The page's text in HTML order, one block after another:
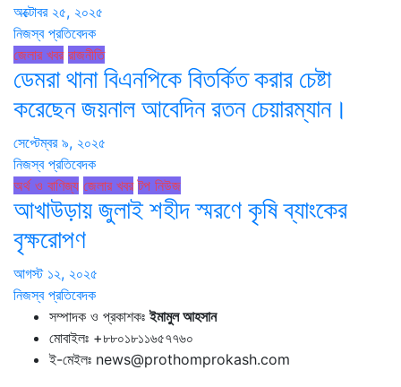
অক্টোবর ২৫, ২০২৫
নিজস্ব প্রতিবেদক
জেলার খবর রাজনীতি
ডেমরা থানা বিএনপিকে বিতর্কিত করার চেষ্টা
করেছেন জয়নাল আবেদিন রতন চেয়ারম্যান।
সেপ্টেম্বর ৯, ২০২৫
নিজস্ব প্রতিবেদক
অর্থ ও বাণিজ্য জেলার খবর টপ নিউজ
আখাউড়ায় জুলাই শহীদ স্মরণে কৃষি ব্যাংকের
বৃক্ষরোপণ
আগস্ট ১২, ২০২৫
নিজস্ব প্রতিবেদক
সম্পাদক ও প্রকাশকঃইমামুল আহসান
মোবাইলঃ +৮৮০১৮১১৬৫৭৭৬০
ই-মেইলঃ news@prothomprokash.com